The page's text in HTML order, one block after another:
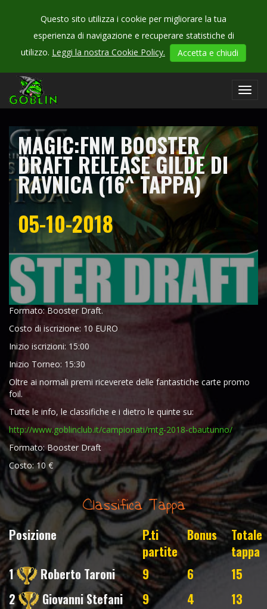
Questo sito utilizza i cookie per migliorare la tua
esperienza di navigazione e recuperare statistiche di
utilizzo. Leggi la nostra Cookie Policy. Accetta e chiudi
CHECK
OUR
MAGIC:FNM BOOSTER
DRAFT RELEASE GILDE DI
RAVNICA (16^ TAPPA)
05-10-2018
Formato: Booster Draft.
Costo di iscrizione: 10 EURO
Inizio iscrizioni: 15:00
Inizio Torneo: 15:30
Oltre ai normali premi riceverete delle fantastiche carte promo
foil.
Tutte le info, le classifiche e i dietro le quinte su:
http://www.goblinclub.it/campionati/mtg-2018-cbautunno/
Formato: Booster Draft
Costo: 10 €
Classifica Tappa
Posizione
P.ti
partite
Bonus
Totale
tappa
1
Roberto Taroni 9 6
15
2
Giovanni Stefani 9 4
13